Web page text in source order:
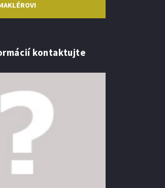
kontaktujte